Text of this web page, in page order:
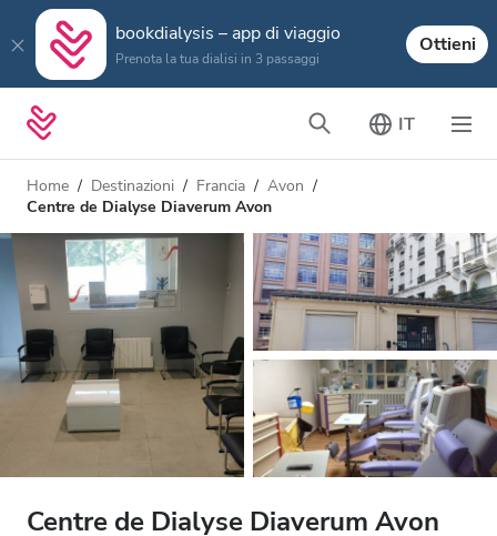
bookdialysis – app di viaggio
Prenota la tua dialisi in 3 passaggi
Ottieni
IT
Home Destinazioni Francia
Avon
Centre de Dialyse Diaverum Avon
Centre de Dialyse Diaverum Avon